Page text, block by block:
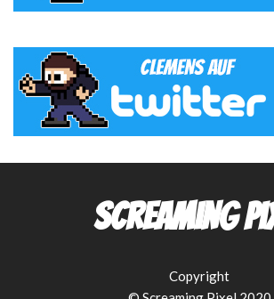
Screaming
Copyright